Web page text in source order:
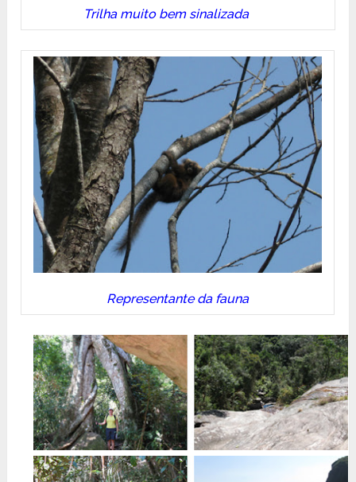
Trilha muito bem sinalizada
Representante da fauna